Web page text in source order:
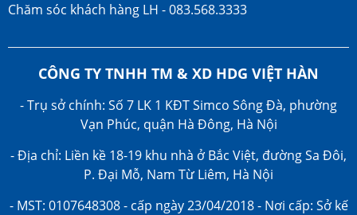
Chăm sóc khách hàng LH - 083.568.3333
CÔNG TY TNHH TM & XD HDG VIỆT HÀN
- Trụ sở chính: Số 7 LK 1 KĐT Simco Sông Đà, phường
Vạn Phúc, quận Hà Đông, Hà Nội
- Địa chỉ: Liền kề 18-19 khu nhà ở Bắc Việt, đường Sa Đôi,
P. Đại Mỗ, Nam Từ Liêm, Hà Nội
- MST: 0107648308 - cấp ngày 23/04/2018 - Nơi cấp: Sở kế